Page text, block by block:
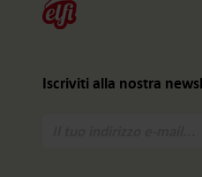
Iscriviti alla nostra